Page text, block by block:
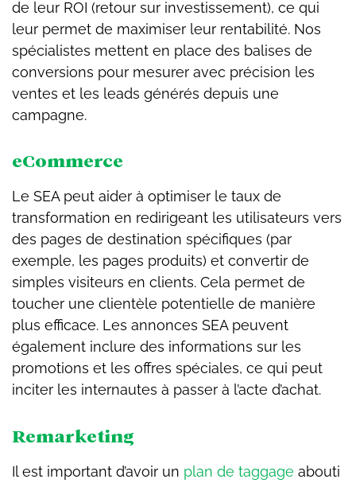
de leur ROI (retour sur investissement), ce qui
leur permet de maximiser leur rentabilité. Nos
spécialistes mettent en place des balises de
conversions pour mesurer avec précision les
ventes et les leads générés depuis une
campagne.
eCommerce
Le SEA peut aider à optimiser le taux de
transformation en redirigeant les utilisateurs vers
des pages de destination spécifiques (par
exemple, les pages produits) et convertir de
simples visiteurs en clients. Cela permet de
toucher une clientèle potentielle de manière
plus efficace. Les annonces SEA peuvent
également inclure des informations sur les
promotions et les offres spéciales, ce qui peut
inciter les internautes à passer à l’acte d’achat.
Remarketing
Il est important d’avoir un plan de taggage abouti